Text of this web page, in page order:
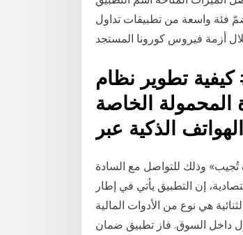
تضمّ فئة واسعة من تطبيقات تداول
تطوير نظام
المحمولة الخاصة
تُجيب» وذلك للتواصل مع السادة
إن التطبيق يأتي في إطار
هي نوع من الأدوات المالية
داخل السوق. فاز تطبيق ضمان